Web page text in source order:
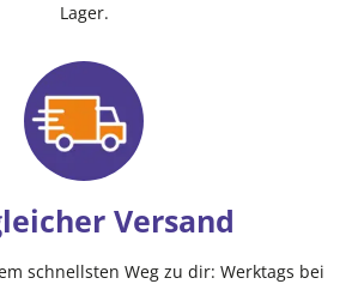
Lager.
Versand
schnellsten Weg zu dir: Werktags bei